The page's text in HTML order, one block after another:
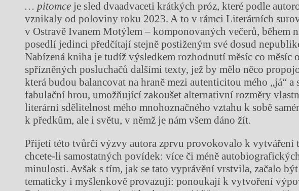
… pitomce je sled dvaadvaceti krátkých próz, které podle
vznikaly od poloviny roku 2023. A to v rámci Literárních
v Ostravě Ivanem Motýlem – komponovaných večerů, během
posedlí jedinci předčítají stejně postiženým své dosud
Nabízená kniha je tudíž výsledkem rozhodnutí měsíc co měsíc
spřízněných posluchačů dalšími texty, jež by mělo něco
která budou balancovat na hraně mezi autenticitou mého „já“ a
fabulační hrou, umožňující zakoušet alternativní rozměry
literární sdělitelnost mého mnohoznačného vztahu k sobě
k předkům, ale i světu, v němž je nám všem dáno žít.
Přijetí této tvůrčí výzvy autora zprvu provokovalo k vytváření
chcete-li samostatných povídek: více či méně
minulosti. Avšak s tím, jak se tato vyprávění vrstvila, začalo být
tematicky i myšlenkově provazují: ponoukají k vytvoření